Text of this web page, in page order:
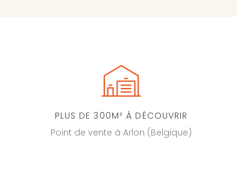
PLUS DE 300M² À DÉCOUVRIR
Point de vente à Arlon (Belgique)